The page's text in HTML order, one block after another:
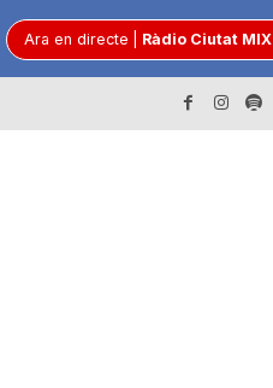
Ara en directe Ràdio Ciutat MIX